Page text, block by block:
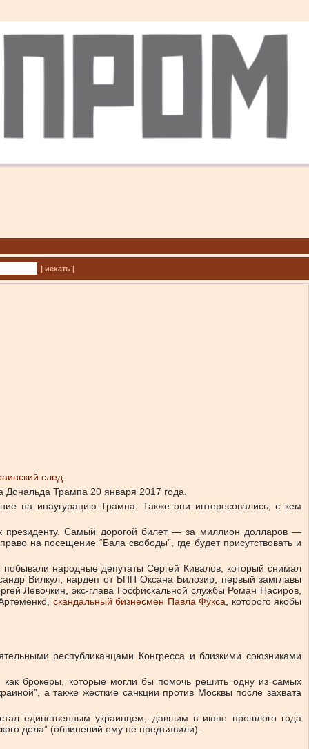
| искать |
след
Дональда Трампа 20 января 2017 года.
на инаугурацию Трампа. Также они интересовались, с кем
президенту. Самый дорогой билет — за миллион долларов —
на посещение “Бала свободы”, где будет присутствовать и
побывали народные депутаты Сергей Кивалов, который снимал
Вилкул, нардеп от БПП Оксана Билозир, первый замглавы
Левочкин, экс-глава Госфискальной службы Роман Насиров,
скандальный бизнесмен Павла Фукса , которого якобы
республиканцами Конгресса и близкими союзниками
как брокеры, которые могли бы помочь решить одну из самых
а также жесткие санкции против Москвы после захвата
единственным украинцем, давшим в июне прошлого года
дела” (обвинений ему не предъявили).